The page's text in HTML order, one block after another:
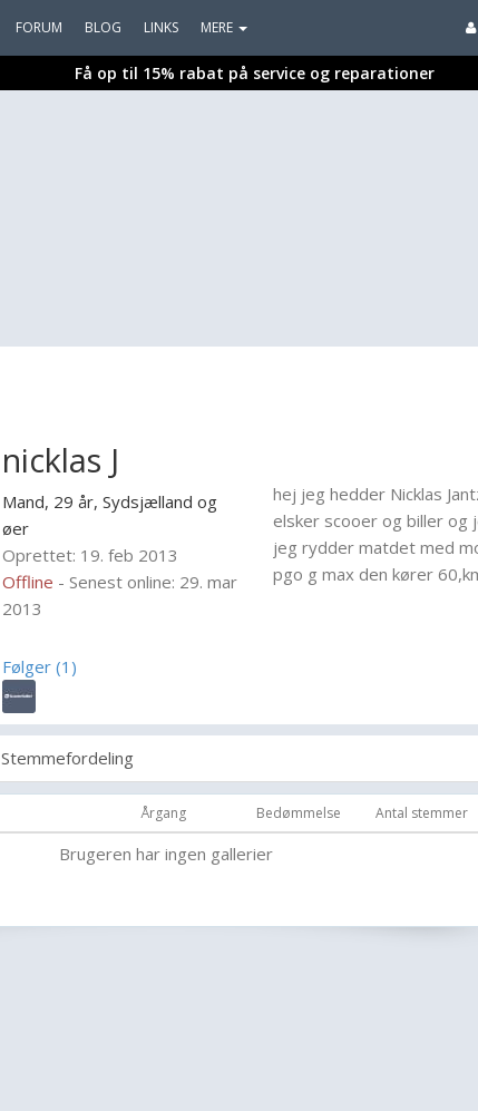
FORUM BLOG LINKS MERE
Få op til 15% rabat på service og reparationer
nicklas J
Mand, 29 år,Sydsjælland og
øer
Oprettet: 19. feb 2013
Offline - Senest online: 29. mar
2013
Følger (1)
hej jeg hedder Nicklas
elsker scooer og biller og
jeg rydder matdet med
pgo g max den kører
Stemmefordeling
Årgang Bedømmelse Antal stemmer
Brugeren har ingen gallerier